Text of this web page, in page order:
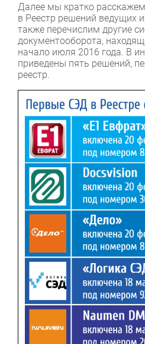
Далее мы кратко
в Реестр решений ведущих
также перечислим другие
документооборота,
начало июля 2016 года. В
приведены пять решений,
реестр.